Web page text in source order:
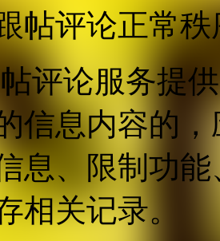
帖评论正常
评论服务提
信息内容的
息、限制功
相关记录。